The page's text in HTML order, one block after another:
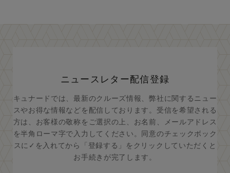
ニュースレター配信登録
キュナードでは、最新のクルーズ情報、弊社に関するニュー
スやお得な情報などを配信しております。受信を希望される
方は、お客様の敬称をご選択の上、お名前、メールアドレス
を半角ローマ字で入力してください。同意のチェックボック
スに✓を入れてから「登録する」をクリックしていただくと
お手続きが完了します。